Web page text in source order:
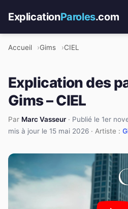
ExplicationParoles.com
Accueil Gims CIEL
Explication des
Gims – CIEL
Par Marc Vasseur· Publié le 1er
mis à jour le 15 mai 2026 · Artiste :